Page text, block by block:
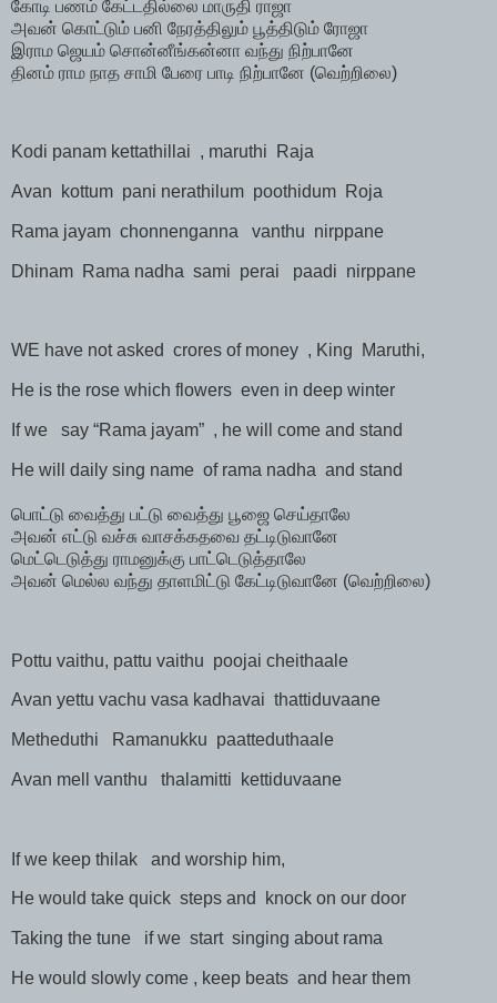
கோடி பணம் கேட்டதில்லை மாருதி ராஜா
அவன் கொட்டும் பனி நேரத்திலும் பூத்திடும் ரோஜா
இராம ஜெயம் சொன்னீங்கன்னா வந்து நிற்பானே
தினம் ராம நாத சாமி பேரை பாடி நிற்பானே (வெற்றிலை)
Kodi panam kettathillai , maruthi Raja
Avan kottum pani nerathilum poothidum Roja
Rama jayam chonnenganna vanthu nirppane
Dhinam Rama nadha sami perai paadi nirppane
WE have not asked crores of money , King Maruthi,
He is the rose which flowers even in deep winter
If we say “Rama jayam” , he will come and stand
He will daily sing name of rama nadha and stand
பொட்டு வைத்து பட்டு வைத்து பூஜை செய்தாலே
அவன் எட்டு வச்சு வாசக்கதவை தட்டிடுவானே
மெட்டெடுத்து ராமனுக்கு பாட்டெடுத்தாலே
அவன் மெல்ல வந்து தாளமிட்டு கேட்டிடுவானே (வெற்றிலை)
Pottu vaithu, pattu vaithu poojai cheithaale
Avan yettu vachu vasa kadhavai thattiduvaane
Metheduthi Ramanukku paatteduthaale
Avan mell vanthu thalamitti kettiduvaane
If we keep thilak and worship him,
He would take quick steps and knock on our door
Taking the tune if we start singing about rama
He would slowly come , keep beats and hear them